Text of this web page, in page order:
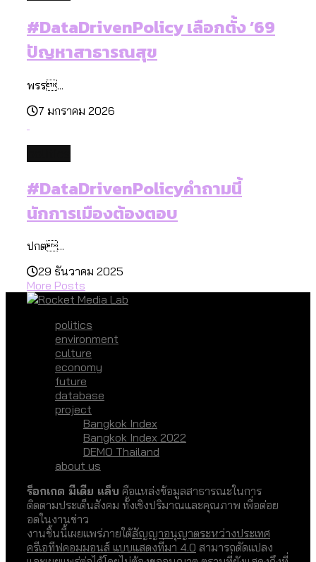
#DataDrivenPolicy เลือกตั้ง ’69
ปัญหาสาธารณสุข
พรร...
7 มกราคม 2026
#DataDrivenPolicyคำถามนี้
นักการเมืองต้องตอบ
ปกต...
29 ธันวาคม 2025
More Posts
politics
environment
culture
economy
future
database
project
Bangkok Index
Bangkok Index 2022
DEMO Thailand
about us
ร็อกเกต มีเดีย แล็บ คือแหล่งข้อมูลสาธารณะในการ
ติดตามประเด็นสังคม ทั้งเชิงปริมาณและคุณภาพ เพื่อต่อย
อดในงานข่าว
งานชิ้นนี้เผยแพร่ภายใต้สัญญาอนุญาตระหว่างประเทศ
ครีเอทีฟคอมมอนส์ แบบแสดงที่มา 4.0 สามารถดัดแปลง